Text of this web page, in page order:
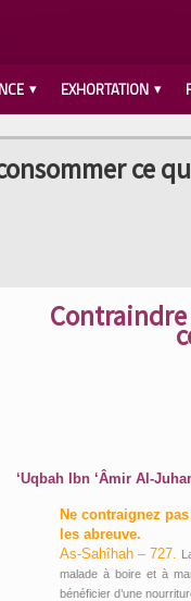
EXHORTATION
ce
Contraindre
Ne contraignez
les abreuve.
As-Sahîhah – 727.
malade à boire et à
bénéficier d’une